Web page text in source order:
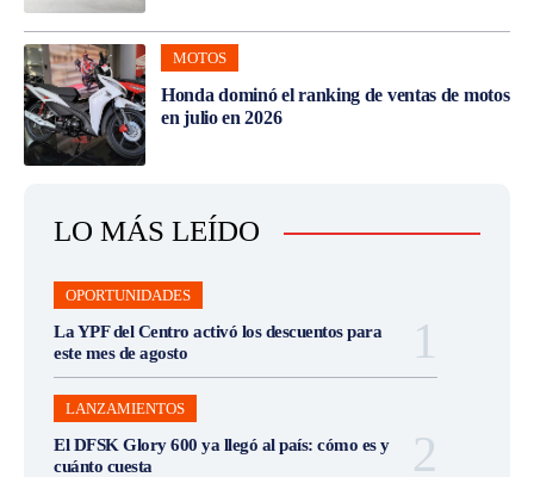
MOTOS
Honda dominó el ranking de ventas de motos
en julio en 2026
LO MÁS LEÍDO
OPORTUNIDADES
La YPF del Centro activó los descuentos para
este mes de agosto
LANZAMIENTOS
El DFSK Glory 600 ya llegó al país: cómo es y
cuánto cuesta